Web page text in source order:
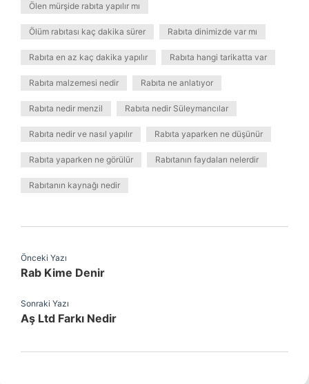
Ölen mürşide rabıta yapılır mı
Ölüm rabıtası kaç dakika sürer Rabıta dinimizde var mı
Rabıta en az kaç dakika yapılır Rabıta hangi tarikatta var
Rabıta malzemesi nedir Rabıta ne anlatıyor
Rabıta nedir menzil Rabıta nedir Süleymancılar
Rabıta nedir ve nasıl yapılır Rabıta yaparken ne düşünür
Rabıta yaparken ne görülür Rabıtanın faydaları nelerdir
Rabıtanın kaynağı nedir
Önceki Yazı
Rab Kime Denir
Sonraki Yazı
Aş Ltd Farkı Nedir